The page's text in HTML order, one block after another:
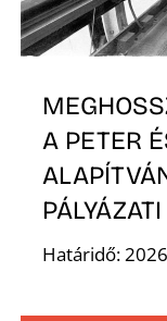
A PETER
Határidő: